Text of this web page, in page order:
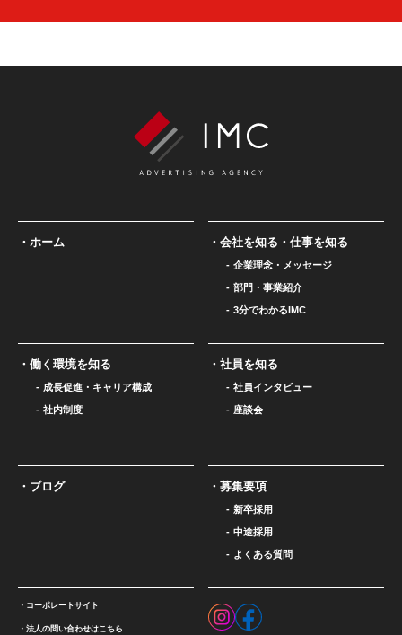
ホーム 会社を知る・仕事を知る
企業理念・メッセージ
部門・事業紹介
3分でわかるIMC
働く環境を知る
成長促進・キャリア構成
社内制度
社員を知る
社員インタビュー
座談会
ブログ 募集要項
新卒採用
中途採用
よくある質問
コーポレートサイト
法人の問い合わせはこちら